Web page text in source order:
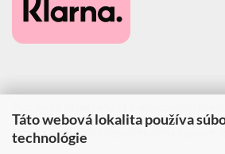
Táto webová lokalita používa
technológie
rôzne sadzby DPH v jednotlivých krajinách